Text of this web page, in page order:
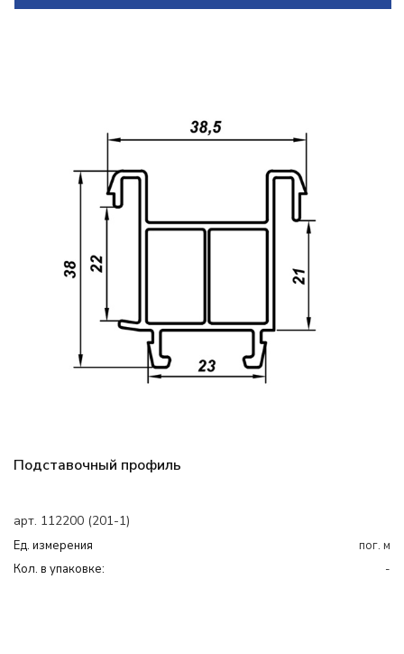
Подставочный профиль
арт. 112200 (201-1)
Ед. измерения
пог. м
Кол. в упаковке:
-